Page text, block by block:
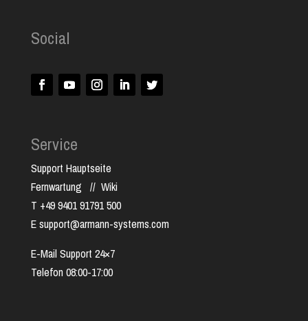
Social
Service
Support Hauptseite
Fernwartung // Wiki
T +49 9401 91791 500
E support@armann-systems.com
E-Mail Support 24×7
Telefon 08:00-17:00